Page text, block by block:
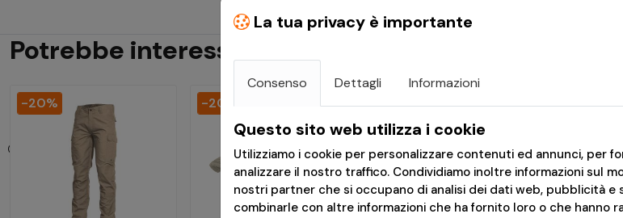
Potrebbe interessarti
-20% -20% -20% -20%
La tua privacy è importante
Consenso Dettagli Informazioni
Questo sito web utilizza i cookie
Utilizziamo i cookie per personalizzare contenuti ed annunci, per
analizzare il nostro traffico. Condividiamo inoltre informazioni sul
nostri partner che si occupano di analisi dei dati web, pubblicità e
combinarle con altre informazioni che ha fornito loro o che hanno